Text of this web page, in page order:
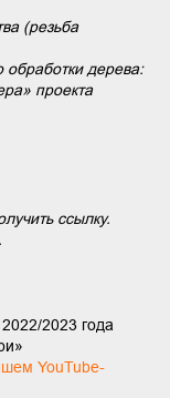
(резьба
обработки дерева:
проекта
ссылку.
2023 года
YouTube-